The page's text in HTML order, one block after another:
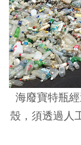
海廢寶特瓶
殼，須透過人